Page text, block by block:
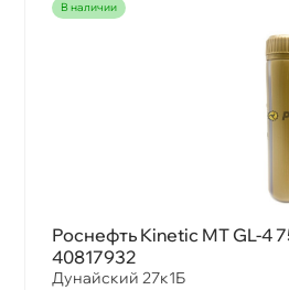
наличии
Роснефть Kinetic MT GL-4
40817932
Дунайский 27к1Б